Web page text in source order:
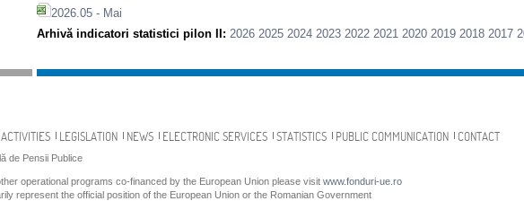
2026.05 - Mai
Arhivă indicatori statistici pilon II: 2026 2025 2024 2023 2022 2021 2020 2019 2018 2017
LEGISLATION NEWS ELECTRONIC SERVICES STATISTICS PUBLIC COMMUNICATION CONTACT
de Pensii Publice
operational programs co-financed by the European Union please visit www.fonduri-ue.ro
represent the official position of the European Union or the Romanian Government